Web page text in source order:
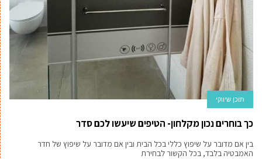
תוכן שיווקי
כך בוחרים נכון מקלחון- הטיפים שיעשו לכם סדר
בין אם מדובר על שיפוץ כללי בכל הבית ובין אם מדובר על שיפוץ של חדר
האמבטיה בלבד, בכל הקשור לבחירת